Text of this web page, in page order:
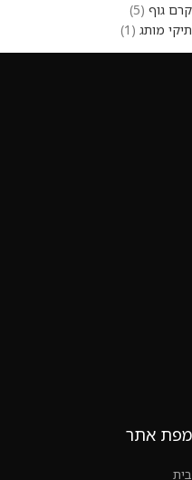
קרם גוף 5
תיקי מותג
1
מפת אתר
בית